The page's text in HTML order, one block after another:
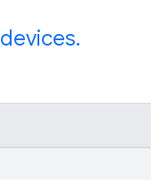
devices.